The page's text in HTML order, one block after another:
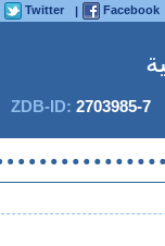
Twitter | Facebook
ZDB-ID: 2703985-7